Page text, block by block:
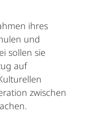
ihres
und
sollen sie
auf
zwischen